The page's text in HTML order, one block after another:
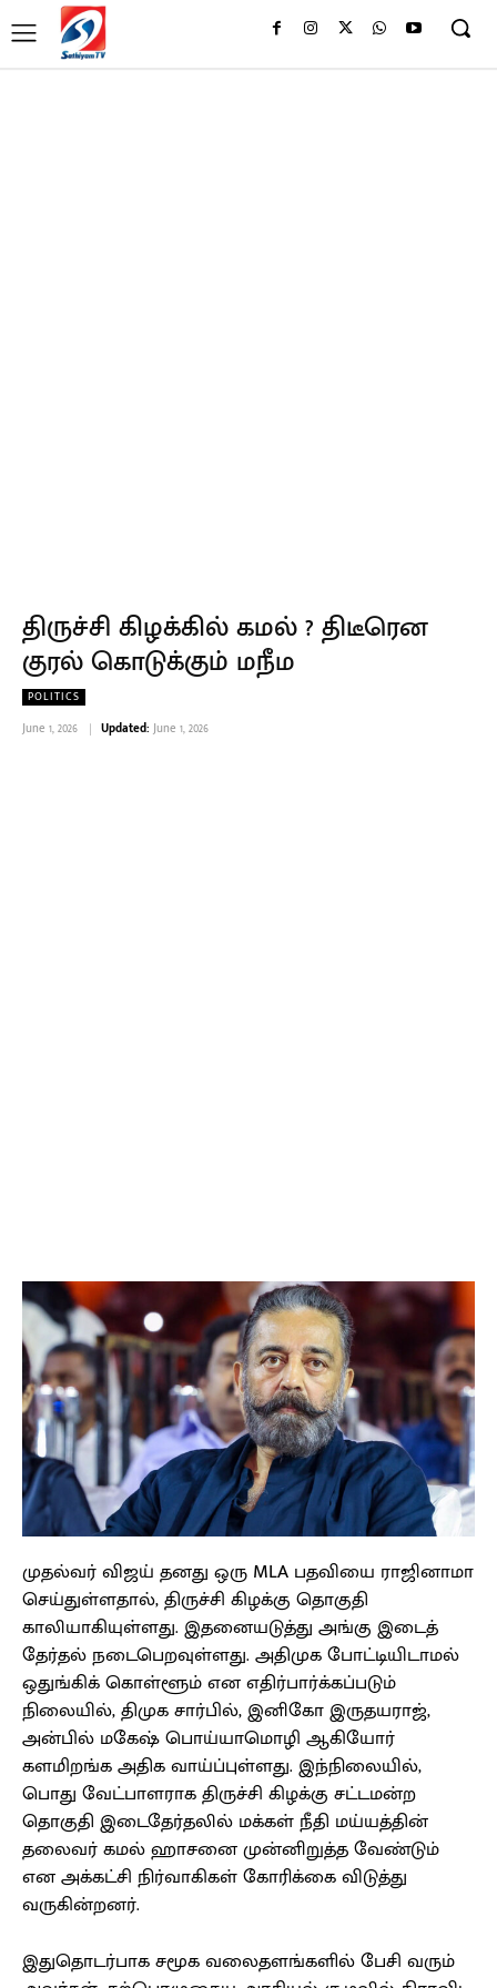
திருச்சி கிழக்கில் கமல் ? திடீரென
குரல் கொடுக்கும் மநீம
POLITICS
June 1, 2026 Updated: June 1, 2026
முதல்வர் விஜய் தனது ஒரு MLA பதவியை ராஜினாமா
செய்துள்ளதால், திருச்சி கிழக்கு தொகுதி
காலியாகியுள்ளது. இதனையடுத்து அங்கு இடைத்
தேர்தல் நடைபெறவுள்ளது. அதிமுக போட்டியிடாமல்
ஒதுங்கிக் கொள்ளூம் என எதிர்பார்க்கப்படும்
நிலையில், திமுக சார்பில், இனிகோ இருதயராஜ்,
அன்பில் மகேஷ் பொய்யாமொழி ஆகியோர்
களமிறங்க அதிக வாய்ப்புள்ளது. இந்நிலையில்,
பொது வேட்பாளராக திருச்சி கிழக்கு சட்டமன்ற
தொகுதி இடைதேர்தலில் மக்கள் நீதி மய்யத்தின்
தலைவர் கமல் ஹாசனை முன்னிறுத்த வேண்டும்
என அக்கட்சி நிர்வாகிகள் கோரிக்கை விடுத்து
வருகின்றனர்.
இதுதொடர்பாக சமூக வலைதளங்களில் பேசி வரும்